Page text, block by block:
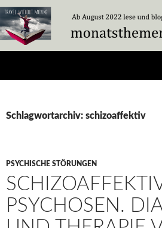
Zum
Inhalt
springen
Schlagwortarchiv: schizoaffektiv
PSYCHISCHE STÖRUNGEN
PSYCHOSEN.